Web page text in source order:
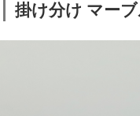
掛け分け マー